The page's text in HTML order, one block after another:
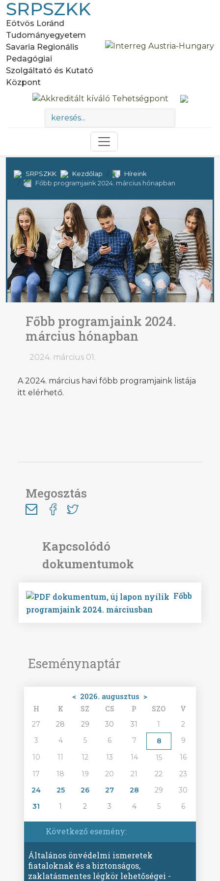
SRPSZKK
Eötvös Loránd
Tudományegyetem
Savaria Regionális
Pedagógiai
Szolgáltató és Kutató
Központ
SRPSZKK Kezdőlap
Híreink
Főbb programjaink 2024. március hónapban
Eseménynaptár
< 2026. augusztus >
H K SZ CS P SZO V
27 28 29 30 31 1
2
3
4 5 6 7 8
9
10
11 12 13 14 15
16
17
18 19 20 21 22
23
24
25 26 27 28 29
30
31
1 2 3 4 5 6
Következő esemény:
Általános önvédelmi ismeretek
fiataloknak és a biztonságos,
zaklatásmentes légkör lehetőségei -
Főbb programjaink 2024.
március hónapban
2024. március 01.
A 2024. március havi főbb programjaink listája
itt elérhető.
Megosztás
Főbb
programjaink 2024. márciusban